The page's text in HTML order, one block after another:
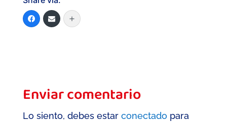
Enviar comentario
Lo siento, debes estar conectado para